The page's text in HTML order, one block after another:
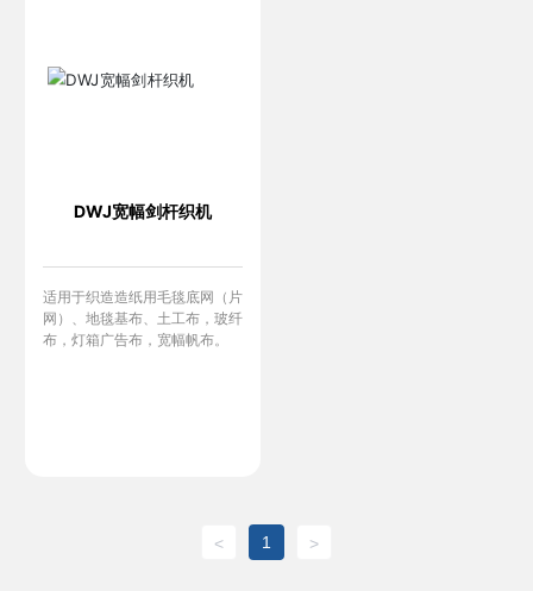
DWJ宽幅剑杆织机
适用于织造造纸用毛毯底网（片
网）、地毯基布、土工布，玻纤
布，灯箱广告布，宽幅帆布。
< 1 >